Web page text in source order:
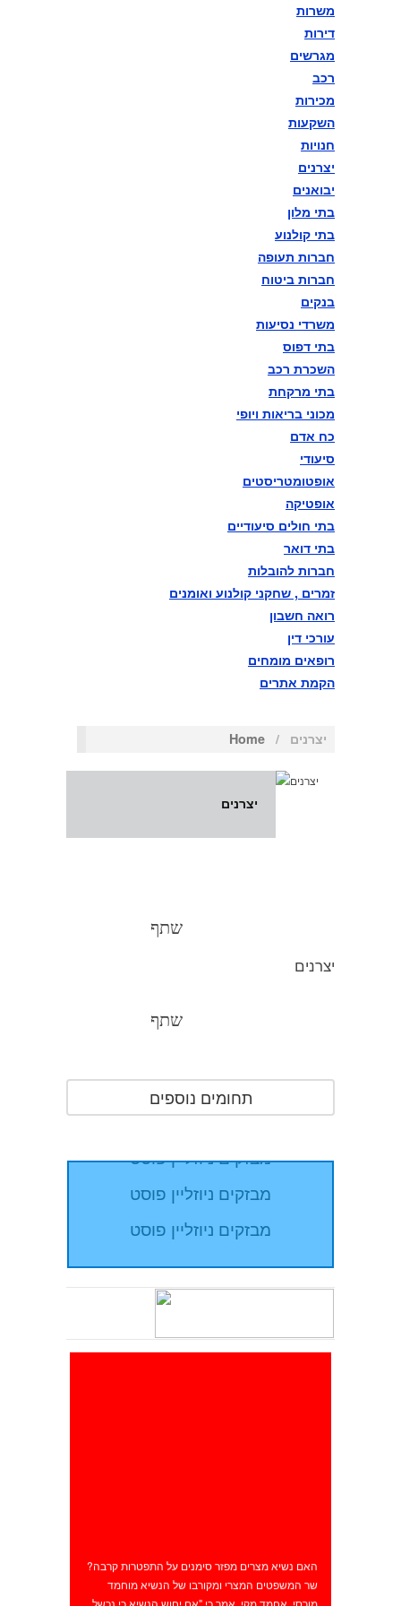
במתכונת פתע באגף התקשוב
במתכונת פתע באגף התקשוב
במתכונת פתע באגף התקשוב
וההגנה בסייבר
במתכונת פתע באגף התקשוב
וההגנה בסייבר
במתכונת פתע באגף התקשוב
משרות
דירות
מגרשים
רכב
מכירות
השקעות
חנויות
יצרנים
יבואנים
בתי מלון
בתי קולנוע
חברות תעופה
חברות ביטוח
בנקים
משרדי נסיעות
בתי דפוס
השכרת רכב
בתי מרקחת
מכוני בריאות ויופי
כח אדם
סיעודי
אופטומטריסטים
אופטיקה
בתי חולים סיעודיים
בתי דואר
חברות להובלות
זמרים , שחקני קולנוע ואומנים
רואה חשבון
עורכי דין
רופאים מומחים
הקמת אתרים
Home / יצרנים
יצרנים
שתף
יצרנים
שתף
תחומים נוספים
משטרה
מבזקים ניוזליין פוסט
מבזקים ניוזליין פוסט
מבזקים ניוזליין פוסט
שר המשפטים המצרי ומקורבו של הנשיא מוחמד
מורסי, אחמד מקי, אמר כי "אם יחוש הנשיא כי נכשל